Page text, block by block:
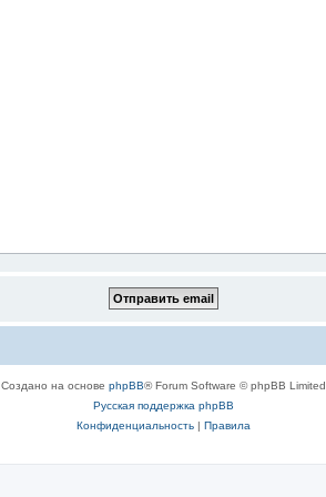
Создано на основе phpBB® Forum Software © phpBB Limited
Русская поддержка phpBB
Конфиденциальность| Правила